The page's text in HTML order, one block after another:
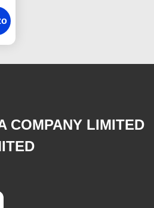
COMPANY LIMITED